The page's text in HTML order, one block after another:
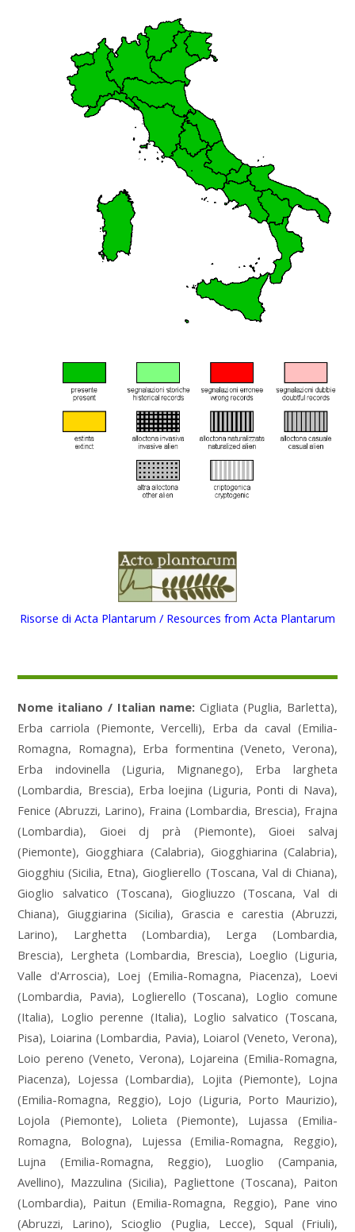
Risorse di Acta Plantarum / Resources from Acta Plantarum
Nome italiano / Italian name:Cigliata (Puglia, Barletta),
Erba carriola (Piemonte, Vercelli), Erba da caval (Emilia-
Romagna, Romagna), Erba formentina (Veneto, Verona),
Erba indovinella (Liguria, Mignanego), Erba largheta
(Lombardia, Brescia), Erba loejina (Liguria, Ponti di Nava),
Fenice (Abruzzi, Larino), Fraina (Lombardia, Brescia), Frajna
(Lombardia), Gioei dj prà (Piemonte), Gioei salvaj
(Piemonte), Giogghiara (Calabria), Giogghiarina (Calabria),
Giogghiu (Sicilia, Etna), Gioglierello (Toscana, Val di Chiana),
Gioglio salvatico (Toscana), Giogliuzzo (Toscana, Val di
Chiana), Giuggiarina (Sicilia), Grascia e carestia (Abruzzi,
Larino), Larghetta (Lombardia), Lerga (Lombardia,
Brescia), Lergheta (Lombardia, Brescia), Loeglio (Liguria,
Valle d'Arroscia), Loej (Emilia-Romagna, Piacenza), Loevi
(Lombardia, Pavia), Loglierello (Toscana), Loglio comune
(Italia), Loglio perenne (Italia), Loglio salvatico (Toscana,
Pisa), Loiarina (Lombardia, Pavia), Loiarol (Veneto, Verona),
Loio pereno (Veneto, Verona), Lojareina (Emilia-Romagna,
Piacenza), Lojessa (Lombardia), Lojita (Piemonte), Lojna
(Emilia-Romagna, Reggio), Lojo (Liguria, Porto Maurizio),
Lojola (Piemonte), Lolieta (Piemonte), Lujassa (Emilia-
Romagna, Bologna), Lujessa (Emilia-Romagna, Reggio),
Lujna (Emilia-Romagna, Reggio), Luoglio (Campania,
Avellino), Mazzulina (Sicilia), Pagliettone (Toscana), Paiton
(Lombardia), Paitun (Emilia-Romagna, Reggio), Pane vino
(Abruzzi, Larino), Scioglio (Puglia, Lecce), Squal (Friuli),